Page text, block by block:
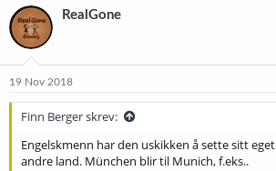
k
s
j
o
e
RealGone
19 Nov 2018
Finn Berger skrev:
Engelskmenn har den uskikken å sette sitt
andre land. München blir til Munich, f.eks..